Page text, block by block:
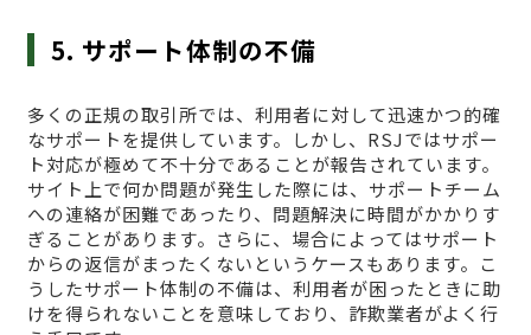
5. サポート体制の不備
多くの正規の取引所では、利用者に対して迅速かつ的確
なサポートを提供しています。しかし、RSJではサポー
ト対応が極めて不十分であることが報告されています。
サイト上で何か問題が発生した際には、サポートチーム
への連絡が困難であったり、問題解決に時間がかかりす
ぎることがあります。さらに、場合によってはサポート
からの返信がまったくないというケースもあります。こ
うしたサポート体制の不備は、利用者が困ったときに助
けを得られないことを意味しており、詐欺業者がよく行